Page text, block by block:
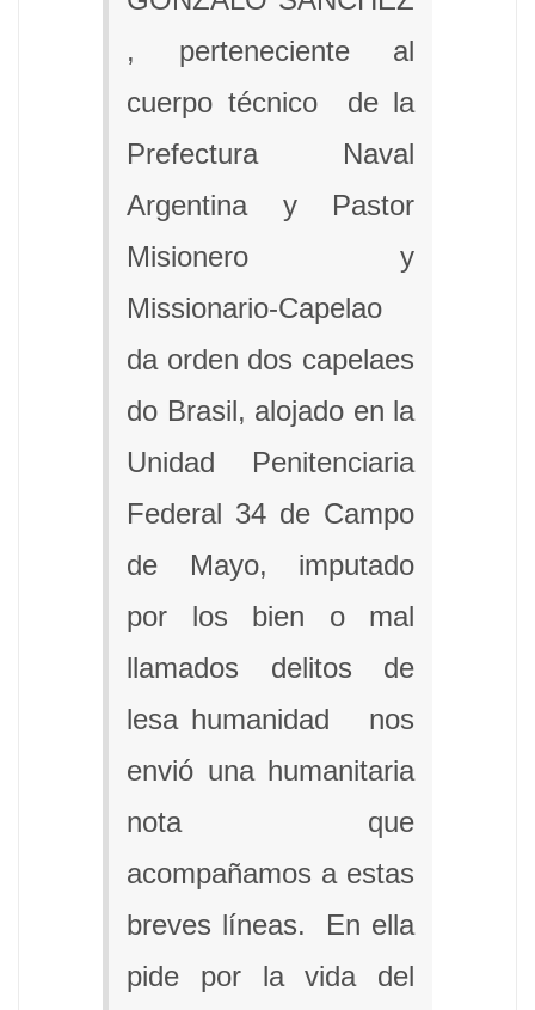
, perteneciente al
cuerpo técnico de la
Prefectura Naval
Argentina y Pastor
Misionero y
Missionario-Capelao
da orden dos capelaes
do Brasil, alojado en la
Unidad Penitenciaria
Federal 34 de Campo
de Mayo, imputado
por los bien o mal
llamados delitos de
lesa humanidad nos
envió una humanitaria
nota que
acompañamos a estas
breves líneas. En ella
pide por la vida del